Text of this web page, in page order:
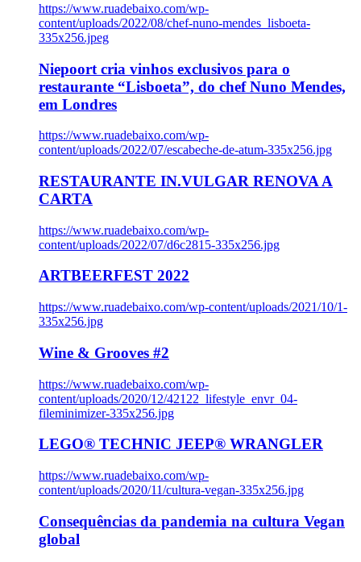
https://www.ruadebaixo.com/wp-
content/uploads/2022/08/chef-nuno-mendes_lisboeta-
335x256.jpeg
Niepoort cria vinhos exclusivos para o
restaurante “Lisboeta”, do chef Nuno Mendes,
em Londres
https://www.ruadebaixo.com/wp-
content/uploads/2022/07/escabeche-de-atum-335x256.jpg
RESTAURANTE IN.VULGAR RENOVA A
CARTA
https://www.ruadebaixo.com/wp-
content/uploads/2022/07/d6c2815-335x256.jpg
ARTBEERFEST 2022
https://www.ruadebaixo.com/wp-content/uploads/2021/10/1-
335x256.jpg
Wine & Grooves #2
https://www.ruadebaixo.com/wp-
content/uploads/2020/12/42122_lifestyle_envr_04-
fileminimizer-335x256.jpg
LEGO® TECHNIC JEEP® WRANGLER
https://www.ruadebaixo.com/wp-
content/uploads/2020/11/cultura-vegan-335x256.jpg
Consequências da pandemia na cultura Vegan
global